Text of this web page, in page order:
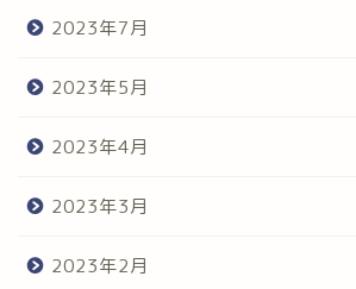
2023年7月
2023年5月
2023年4月
2023年3月
2023年2月